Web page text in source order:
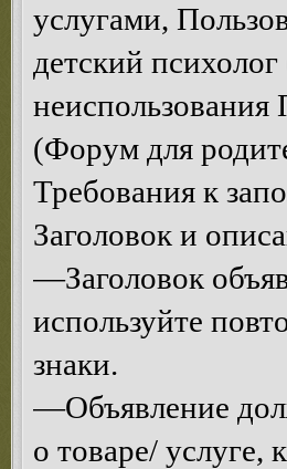
услугами,
детский
неиспользования
(Форум для
Требования к
Заголовок и
—Заголовок
используйте
знаки.
—Объявление
о товаре/ услуге,